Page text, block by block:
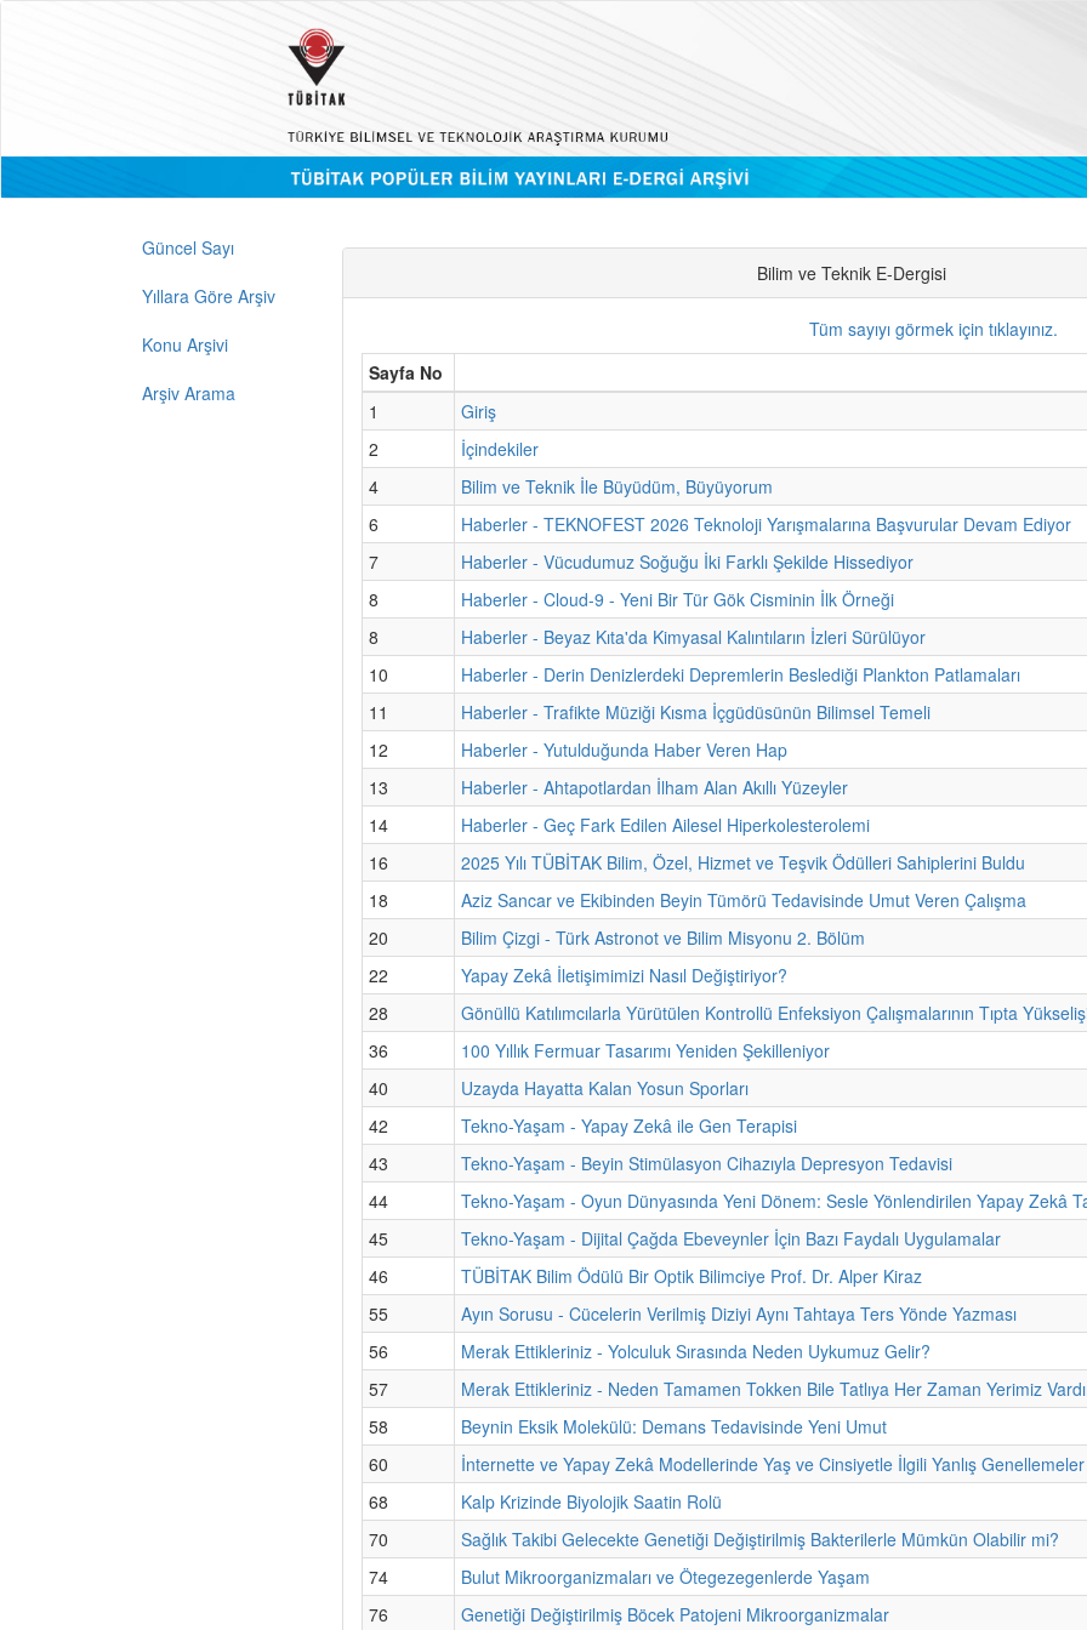
Güncel Sayı
Yıllara Göre Arşiv
Konu Arşivi
Arşiv Arama
Bilim ve Teknik E-Dergisi
Tüm sayıyı görmek için tıklayınız.
Sayfa No
1
Giriş
2
İçindekiler
4
Bilim ve Teknik İle Büyüdüm, Büyüyorum
6
Haberler - TEKNOFEST 2026 Teknoloji Yarışmalarına Başvurular Devam Ediyor
7
Haberler - Vücudumuz Soğuğu İki Farklı Şekilde Hissediyor
8
Haberler - Cloud-9 - Yeni Bir Tür Gök Cisminin İlk Örneği
8
Haberler - Beyaz Kıta'da Kimyasal Kalıntıların İzleri Sürülüyor
10
Haberler - Derin Denizlerdeki Depremlerin Beslediği Plankton Patlamaları
11
Haberler - Trafikte Müziği Kısma İçgüdüsünün Bilimsel Temeli
12
Haberler - Yutulduğunda Haber Veren Hap
13
Haberler - Ahtapotlardan İlham Alan Akıllı Yüzeyler
14
Haberler - Geç Fark Edilen Ailesel Hiperkolesterolemi
16
2025 Yılı TÜBİTAK Bilim, Özel, Hizmet ve Teşvik Ödülleri Sahiplerini Buldu
18
Aziz Sancar ve Ekibinden Beyin Tümörü Tedavisinde Umut Veren Çalışma
20
Bilim Çizgi - Türk Astronot ve Bilim Misyonu 2. Bölüm
22
Yapay Zekâ İletişimimizi Nasıl Değiştiriyor?
28
Gönüllü Katılımcılarla Yürütülen Kontrollü Enfeksiyon Çalışmalarının Tıpta
36
100 Yıllık Fermuar Tasarımı Yeniden Şekilleniyor
40
Uzayda Hayatta Kalan Yosun Sporları
42
Tekno-Yaşam - Yapay Zekâ ile Gen Terapisi
43
Tekno-Yaşam - Beyin Stimülasyon Cihazıyla Depresyon Tedavisi
44
Tekno-Yaşam - Oyun Dünyasında Yeni Dönem: Sesle Yönlendirilen Yapay Zekâ
45
Tekno-Yaşam - Dijital Çağda Ebeveynler İçin Bazı Faydalı Uygulamalar
46
TÜBİTAK Bilim Ödülü Bir Optik Bilimciye Prof. Dr. Alper Kiraz
55
Ayın Sorusu - Cücelerin Verilmiş Diziyi Aynı Tahtaya Ters Yönde Yazması
56
Merak Ettikleriniz - Yolculuk Sırasında Neden Uykumuz Gelir?
57
Merak Ettikleriniz - Neden Tamamen Tokken Bile Tatlıya Her Zaman Yerimiz
58
Beynin Eksik Molekülü: Demans Tedavisinde Yeni Umut
60
İnternette ve Yapay Zekâ Modellerinde Yaş ve Cinsiyetle İlgili Yanlış Genellemeler
68
Kalp Krizinde Biyolojik Saatin Rolü
70
Sağlık Takibi Gelecekte Genetiği Değiştirilmiş Bakterilerle Mümkün Olabilir mi?
74
Bulut Mikroorganizmaları ve Ötegezegenlerde Yaşam
76
Genetiği Değiştirilmiş Böcek Patojeni Mikroorganizmalar